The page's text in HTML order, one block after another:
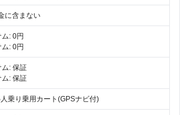
に含まない
: 0円
: 0円
ム: 保証
ム: 保証
乗り乗用カート(GPSナビ付)